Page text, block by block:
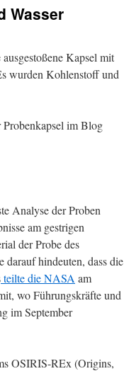
Wasser
Kapsel mit
wurden Kohlenstoff und
im Blog
Analyse der Proben
am gestrigen
der Probe des
hindeuten, dass die
teilte die NASA am
wo Führungskräfte und
im September
OSIRIS-REx (Origins,